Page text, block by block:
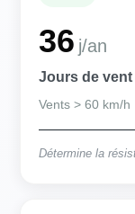
36 j/an
Jours de
Vents > 60 km/h
Détermine la